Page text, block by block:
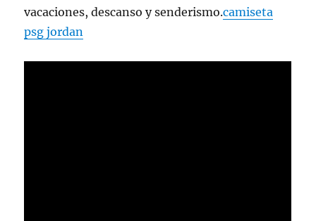
vacaciones, descanso y senderismo.camiseta
psg jordan